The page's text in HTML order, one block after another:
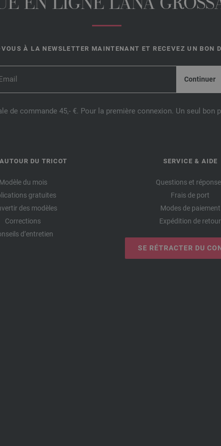
EN LIGNE LANA
À LA NEWSLETTER MAINTENANT ET RECEVEZ UN BON
de commande 45,- €. Pour la première connexion. Un seul
DU TRICOT
Modèle du mois
gratuites
des modèles
Corrections
d’entretien
SERVICE & AIDE
Questions et
Frais de port
Modes de paiement
Expédition de retour
SE RÉTRACTER DU